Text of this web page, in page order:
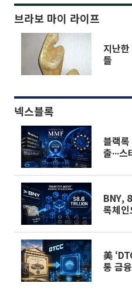
브라보 마이 라이프
지난
들
넥스블록
블랙
출∙∙∙
BNY,
록체인
美
통 금